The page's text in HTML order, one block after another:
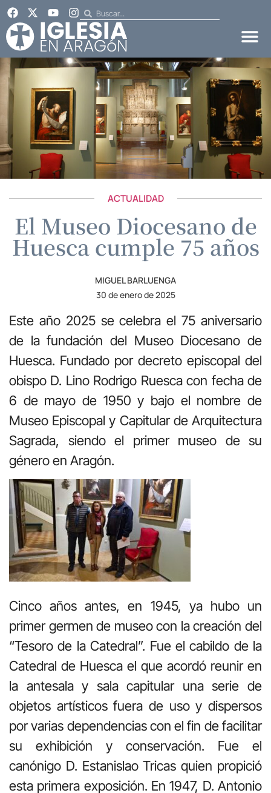
ACTUALIDAD
El Museo Diocesano de
Huesca cumple 75 años
MIGUEL BARLUENGA
30 de enero de 2025
Este año 2025 se celebra el 75 aniversario
de la fundación del Museo Diocesano de
Huesca. Fundado por decreto episcopal del
obispo D. Lino Rodrigo Ruesca con fecha de
6 de mayo de 1950 y bajo el nombre de
Museo Episcopal y Capitular de Arquitectura
Sagrada, siendo el primer museo de su
género en Aragón.
Cinco años antes, en 1945, ya hubo un
primer germen de museo con la creación del
“Tesoro de la Catedral”. Fue el cabildo de la
Catedral de Huesca el que acordó reunir en
la antesala y sala capitular una serie de
objetos artísticos fuera de uso y dispersos
por varias dependencias con el fin de facilitar
su exhibición y conservación. Fue el
canónigo D. Estanislao Tricas quien propició
esta primera exposición. En 1947, D. Antonio